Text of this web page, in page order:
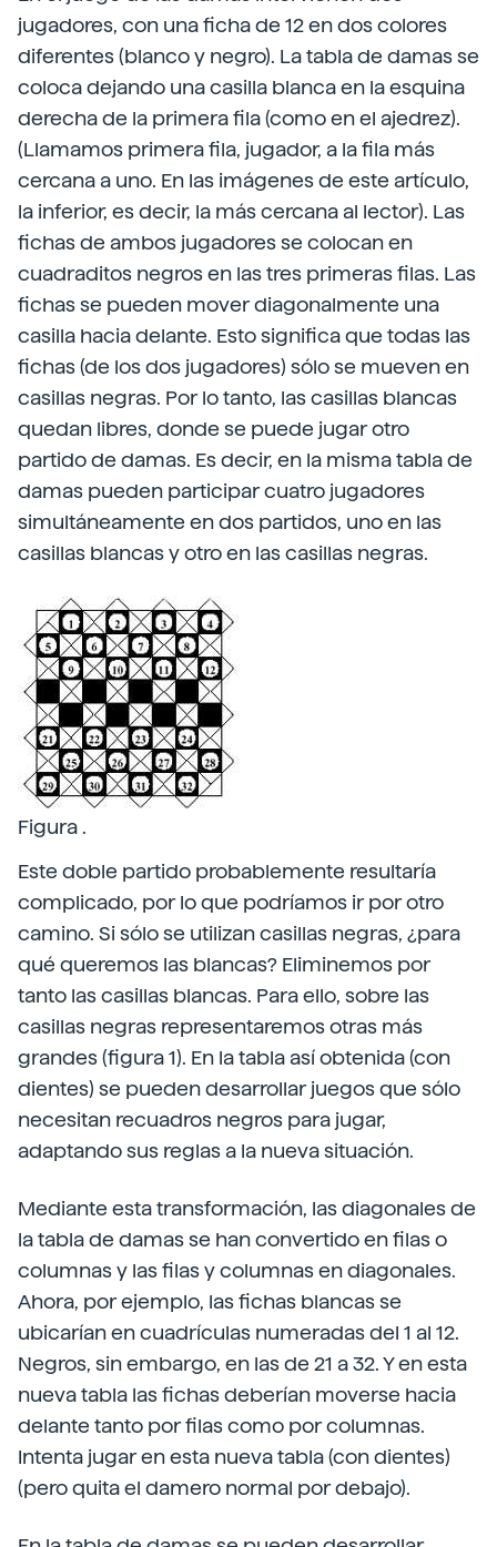
jugadores, con una ficha de 12 en dos colores
diferentes (blanco y negro). La tabla de damas se
coloca dejando una casilla blanca en la esquina
derecha de la primera fila (como en el ajedrez).
(Llamamos primera fila, jugador, a la fila más
cercana a uno. En las imágenes de este artículo,
la inferior, es decir, la más cercana al lector). Las
fichas de ambos jugadores se colocan en
cuadraditos negros en las tres primeras filas. Las
fichas se pueden mover diagonalmente una
casilla hacia delante. Esto significa que todas las
fichas (de los dos jugadores) sólo se mueven en
casillas negras. Por lo tanto, las casillas blancas
quedan libres, donde se puede jugar otro
partido de damas. Es decir, en la misma tabla de
damas pueden participar cuatro jugadores
simultáneamente en dos partidos, uno en las
casillas blancas y otro en las casillas negras.
Figura .
Este doble partido probablemente resultaría
complicado, por lo que podríamos ir por otro
camino. Si sólo se utilizan casillas negras, ¿para
qué queremos las blancas? Eliminemos por
tanto las casillas blancas. Para ello, sobre las
casillas negras representaremos otras más
grandes (figura 1). En la tabla así obtenida (con
dientes) se pueden desarrollar juegos que sólo
necesitan recuadros negros para jugar,
adaptando sus reglas a la nueva situación.
Mediante esta transformación, las diagonales de
la tabla de damas se han convertido en filas o
columnas y las filas y columnas en diagonales.
Ahora, por ejemplo, las fichas blancas se
ubicarían en cuadrículas numeradas del 1 al 12.
Negros, sin embargo, en las de 21 a 32. Y en esta
nueva tabla las fichas deberían moverse hacia
delante tanto por filas como por columnas.
Intenta jugar en esta nueva tabla (con dientes)
(pero quita el damero normal por debajo).